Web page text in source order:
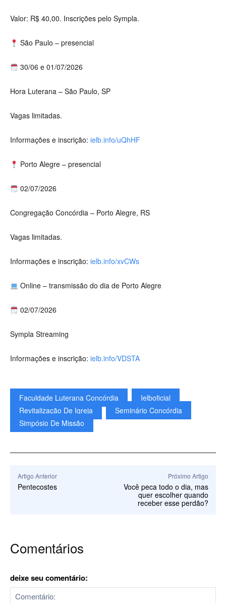
Valor: R$ 40,00. Inscrições pelo Sympla.
São Paulo – presencial
30/06 e 01/07/2026
Hora Luterana – São Paulo, SP
Vagas limitadas.
Informações e inscrição: ielb.info/uQhHF
Porto Alegre – presencial
02/07/2026
Congregação Concórdia – Porto Alegre, RS
Vagas limitadas.
Informações e inscrição: ielb.info/xvCWs
Online – transmissão do dia de Porto Alegre
02/07/2026
Sympla Streaming
Informações e inscrição: ielb.info/VDSTA
Faculdade Luterana Concórdia
Ielboficial
Revitalização De Igreja
Seminário Concórdia
Simpósio De Missão
Artigo Anterior
Pentecostes
Próximo Artigo
Você peca todo o dia, mas
quer escolher quando
receber esse perdão?
Comentários
deixe seu comentário: